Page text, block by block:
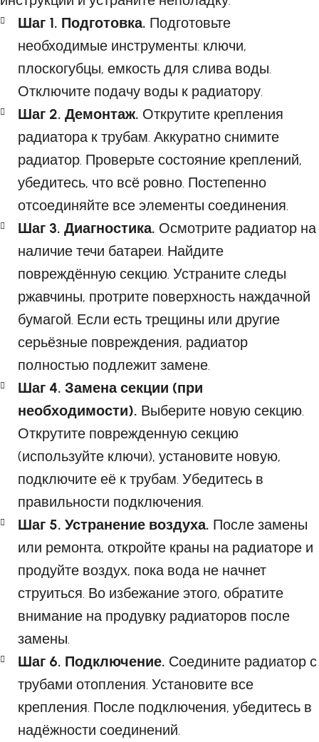
Шаг 1. Подготовка. Подготовьте
необходимые инструменты: ключи,
плоскогубцы, емкость для слива воды.
Отключите подачу воды к радиатору.
Шаг 2. Демонтаж. Открутите крепления
радиатора к трубам. Аккуратно снимите
радиатор. Проверьте состояние креплений,
убедитесь, что всё ровно. Постепенно
отсоединяйте все элементы соединения.
Шаг 3. Диагностика. Осмотрите радиатор на
наличие течи батареи. Найдите
повреждённую секцию. Устраните следы
ржавчины, протрите поверхность наждачной
бумагой. Если есть трещины или другие
серьёзные повреждения, радиатор
полностью подлежит замене.
Шаг 4. Замена секции (при
необходимости). Выберите новую секцию.
Открутите поврежденную секцию
(используйте ключи), установите новую,
подключите её к трубам. Убедитесь в
правильности подключения.
Шаг 5. Устранение воздуха. После замены
или ремонта, откройте краны на радиаторе и
продуйте воздух, пока вода не начнет
струиться. Во избежание этого, обратите
внимание на продувку радиаторов после
замены.
Шаг 6. Подключение. Соедините радиатор с
трубами отопления. Установите все
крепления. После подключения, убедитесь в
надёжности соединений.